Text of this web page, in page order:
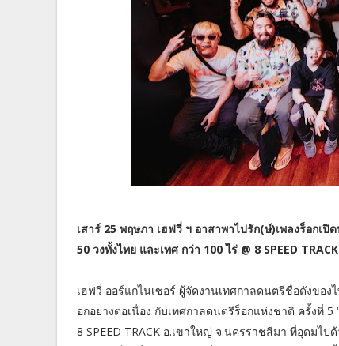
เสาร์ 25 พฤษภา เฮฟวี่ ฯ อาสาพาไปรัก(ษ์)เพลงร็อก
50 วงทั้งไทย และเทศ กว่า 100 ไร่ @ 8 SPEED
เฮฟวี่ ออร์แกไนเซอร์ ผู้จัดงานเทศกาลดนตรีชื่อดังขอ
อกอย่างต่อเนื่อง กับเทศกาลดนตรีร็อกแห่งชาติ ครั้งที่
8 SPEED TRACK อ.เขาใหญ่ จ.นครราชสีมา ที่อุดมไ